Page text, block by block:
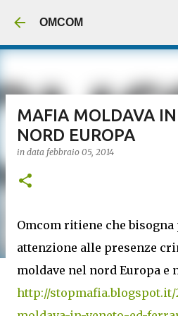
OMCOM
MAFIA MOLDAVA
NORD EUROPA
in data febbraio 05, 2014
Omcom ritiene che
attenzione alle presenze
moldave nel nord Europa e
http://stopmafia.blogspot.it/